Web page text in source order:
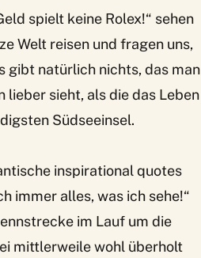
spielt keine Rolex!“ sehen
Welt reisen und fragen uns,
gibt natürlich nichts, das man
sieht, als die das Leben
Südseeinsel.
inspirational quotes
immer alles, was ich sehe!“
im Lauf um die
mittlerweile wohl überholt